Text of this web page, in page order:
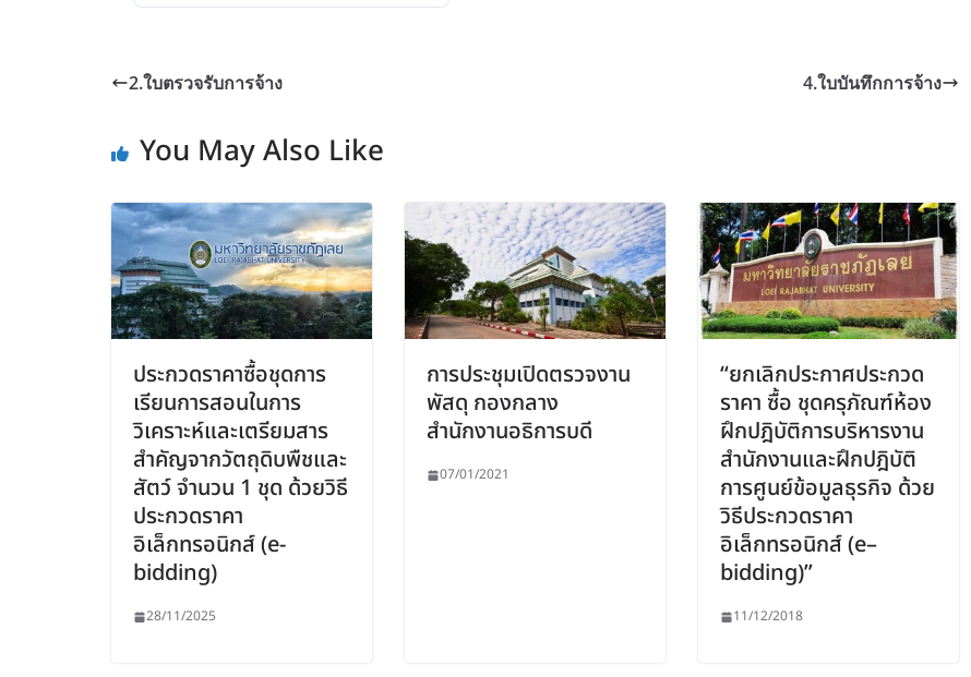
2.ใบตรวจรับการจ้าง 4.ใบบันทึกการจ้าง
You May Also Like
ประกวดราคาซื้อชุดการ
เรียนการสอนในการ
วิเคราะห์และเตรียมสาร
สำคัญจากวัตถุดิบพืชและ
สัตว์ จำนวน 1 ชุด ด้วยวิธี
ประกวดราคา
อิเล็กทรอนิกส์ (e-
bidding)
28/11/2025
การประชุมเปิดตรวจงาน
พัสดุ กองกลาง
สำนักงานอธิการบดี
07/01/2021
“ยกเลิกประกาศประกวด
ราคา ซื้อ ชุดครุภัณฑ์ห้อง
ฝึกปฎิบัติการบริหารงาน
สำนักงานและฝึกปฎิบัติ
การศูนย์ข้อมูลธุรกิจ ด้วย
วิธีประกวดราคา
อิเล็กทรอนิกส์ (e–
bidding)”
11/12/2018